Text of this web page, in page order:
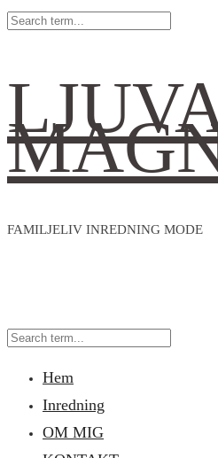
FAMILJELIV INREDNING MODE
Hem
Inredning
OM MIG